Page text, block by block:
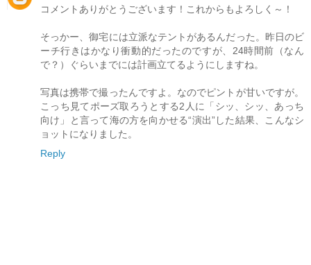
コメントありがとうございます！これからもよろしく～！
そっかー、御宅には立派なテントがあるんだった。昨日のビ
ーチ行きはかなり衝動的だったのですが、24時間前（なん
で？）ぐらいまでには計画立てるようにしますね。
写真は携帯で撮ったんですよ。なのでピントが甘いですが。
こっち見てポーズ取ろうとする2人に「シッ、シッ、あっち
向け」と言って海の方を向かせる“演出”した結果、こんなシ
ョットになりました。
Reply